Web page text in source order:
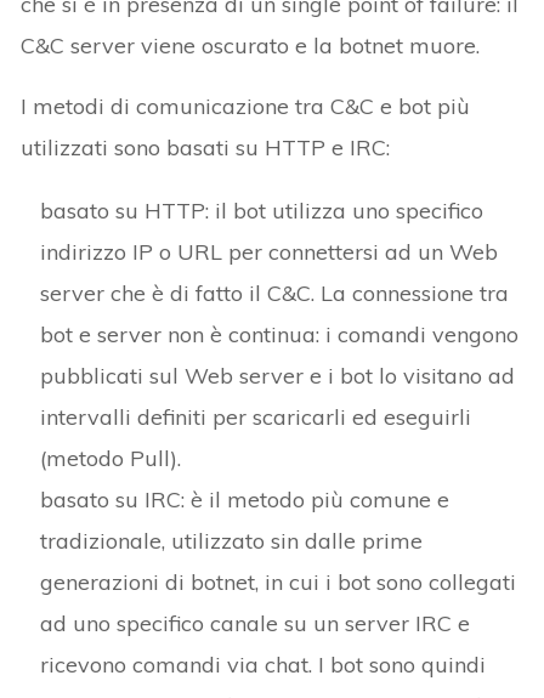
C&C server viene oscurato e la botnet muore.
I metodi di comunicazione tra C&C e bot più
utilizzati sono basati su HTTP e IRC:
basato su HTTP: il bot utilizza uno specifico
indirizzo IP o URL per connettersi ad un Web
server che è di fatto il C&C. La connessione tra
bot e server non è continua: i comandi vengono
pubblicati sul Web server e i bot lo visitano ad
intervalli definiti per scaricarli ed eseguirli
(metodo Pull).
basato su IRC: è il metodo più comune e
tradizionale, utilizzato sin dalle prime
generazioni di botnet, in cui i bot sono collegati
ad uno specifico canale su un server IRC e
ricevono comandi via chat. I bot sono quindi